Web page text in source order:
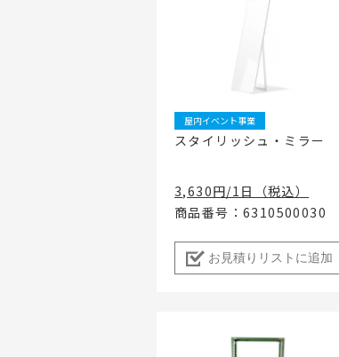
屋内イベント事業
スタイリッシュ・ミラー
3,630円/1日（税込）
商品番号：6310500030
お見積りリストに追加